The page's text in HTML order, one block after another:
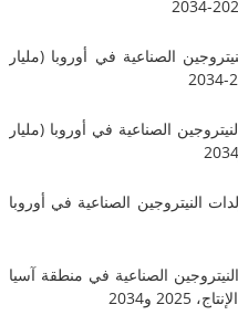
في أوروبا (مليار
الصناعية في أوروبا (مليار
الصناعية في أوروبا
الصناعية في منطقة آسيا